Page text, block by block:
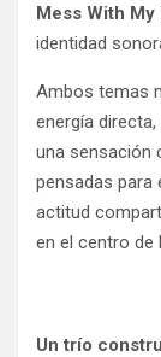
Mess With My
identidad
Ambos temas
energía
una sensación
pensadas para
actitud
en el centro de
Un trío